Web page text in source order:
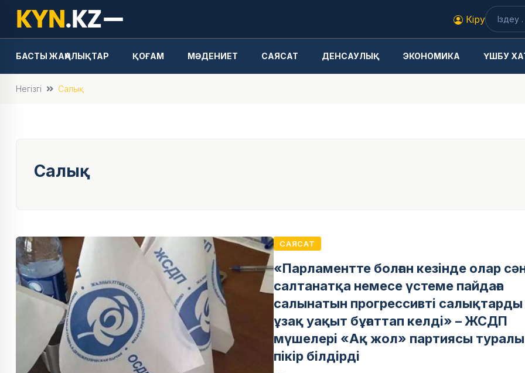
Кіру
БАСТЫ ЖАҢАЛЫҚТАР ҚОҒАМ МӘДЕНИЕТ САЯСАТ ДЕНСАУЛЫҚ ЭКОНОМИКА ҮШБУ
Негізгі Салық
Салық
САЯСАТ
«Парламентте болған кезінде олар
салтанатқа немесе үстеме пайдаға
салынатын прогрессивті салықтарды
ұзақ уақыт бұғаттап келді» – ЖСДП
мүшелері «Ақ жол» партиясы туралы
пікір білдірді